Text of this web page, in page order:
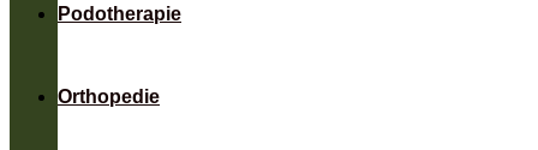
Podotherapie
Orthopedie